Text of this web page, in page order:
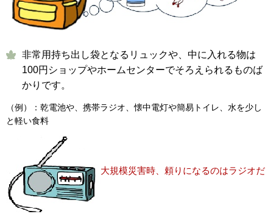
非常用持ち出し袋となるリュックや、中に入れる物は
100円ショップやホームセンターでそろえられるものば
かりです。
（例）：乾電池や、携帯ラジオ、懐中電灯や簡易トイレ、水を少し
と軽い食料
大規模災害時、頼りになるのはラジオだ